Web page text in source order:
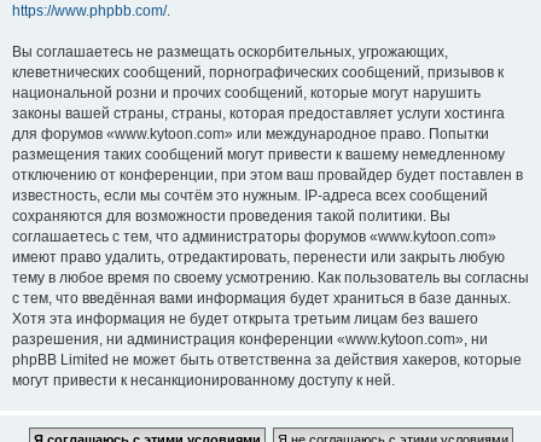
https://www.phpbb.com/.
Вы соглашаетесь не размещать оскорбительных, угрожающих,
клеветнических сообщений, порнографических сообщений, призывов к
национальной розни и прочих сообщений, которые могут нарушить
законы вашей страны, страны, которая предоставляет услуги хостинга
для форумов «www.kytoon.com» или международное право. Попытки
размещения таких сообщений могут привести к вашему немедленному
отключению от конференции, при этом ваш провайдер будет поставлен в
известность, если мы сочтём это нужным. IP-адреса всех сообщений
сохраняются для возможности проведения такой политики. Вы
соглашаетесь с тем, что администраторы форумов «www.kytoon.com»
имеют право удалить, отредактировать, перенести или закрыть любую
тему в любое время по своему усмотрению. Как пользователь вы согласны
с тем, что введённая вами информация будет храниться в базе данных.
Хотя эта информация не будет открыта третьим лицам без вашего
разрешения, ни администрация конференции «www.kytoon.com», ни
phpBB Limited не может быть ответственна за действия хакеров, которые
могут привести к несанкционированному доступу к ней.